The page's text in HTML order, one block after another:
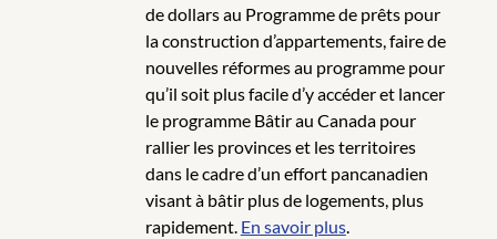
de dollars au Programme de prêts pour
la construction d’appartements, faire de
nouvelles réformes au programme pour
qu’il soit plus facile d’y accéder et lancer
le programme Bâtir au Canada pour
rallier les provinces et les territoires
dans le cadre d’un effort pancanadien
visant à bâtir plus de logements, plus
rapidement. En savoir plus.